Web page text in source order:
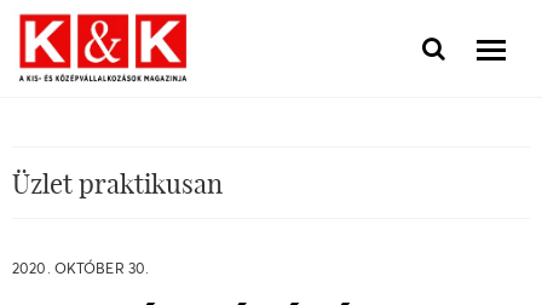
Üzlet praktikusan
2020. OKTÓBER 30.